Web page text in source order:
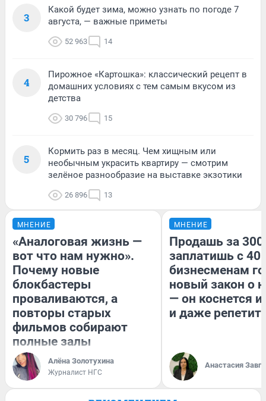
3
Какой будет зима, можно узнать по погоде 7
августа, — важные приметы
52 963 14
4
Пирожное «Картошка»: классический рецепт в
домашних условиях с тем самым вкусом из
детства
30 796 15
5
Кормить раз в месяц. Чем хищным или
необычным украсить квартиру — смотрим
зелёное разнообразие на выставке экзотики
26 896 13
МНЕНИЕ
«Аналоговая жизнь —
вот что нам нужно».
Почему новые
блокбастеры
проваливаются, а
повторы старых
фильмов собирают
полные залы
Алёна Золотухина
Журналист НГС
МНЕНИЕ
Продашь за
заплатишь с
бизнесменам
новый закон о
— он коснется
и даже
Анастасия